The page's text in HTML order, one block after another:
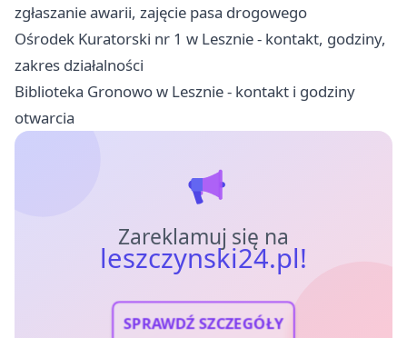
zgłaszanie awarii, zajęcie pasa drogowego
Ośrodek Kuratorski nr 1 w Lesznie - kontakt, godziny,
zakres działalności
Biblioteka Gronowo w Lesznie - kontakt i godziny
otwarcia
Zareklamuj się na
leszczynski24.pl!
SPRAWDŹ SZCZEGÓŁY